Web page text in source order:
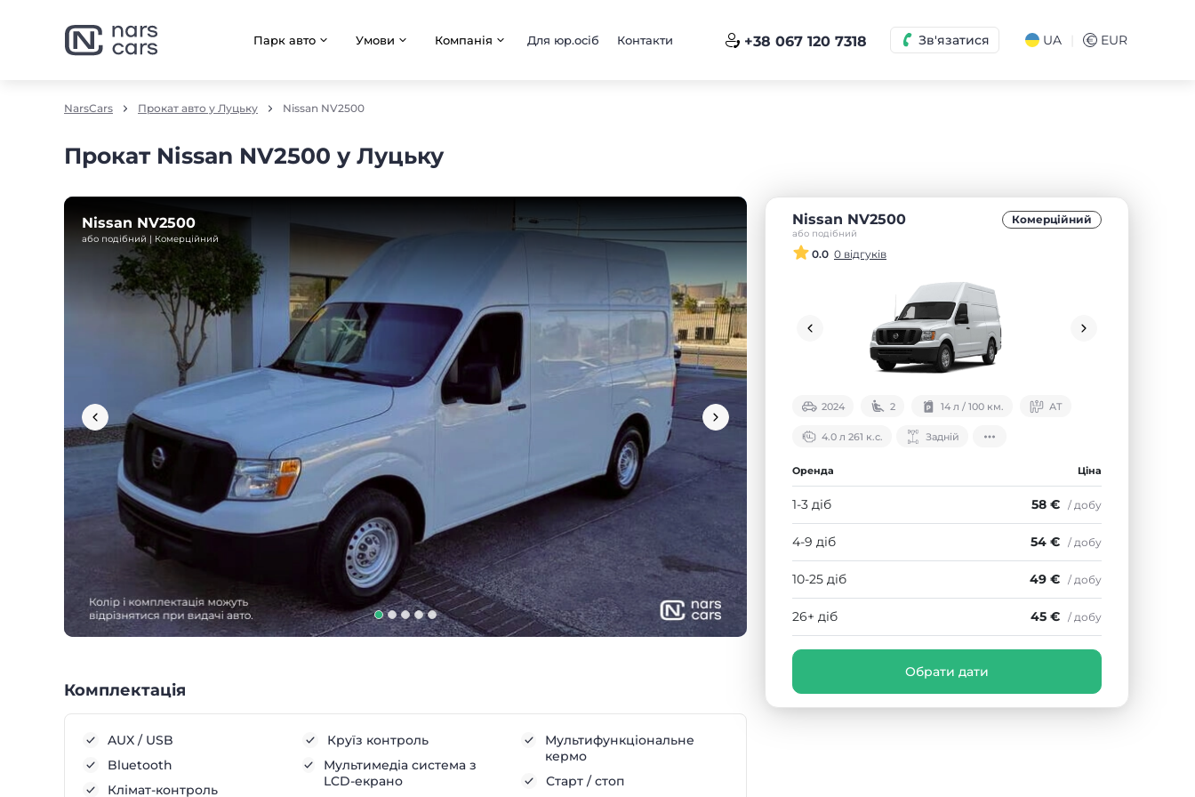
Парк авто Умови Компанія Для юр.осіб Контакти +38 067 120 7318 Зв'язатися UA € EUR
NarsCars Прокат авто у Луцьку Nissan NV2500
Прокат Nissan NV2500 у Луцьку
Nissan NV2500
або подібний | Комерційний
Комплектація
AUX / USB
Bluetooth
Клімат-контроль
Круїз контроль
Мультимедіа система з
LCD-екрано
Мультифункціональне
кермо
Старт / стоп
Nissan NV2500
або подібний
Комерційний
0.0 0 відгуків
2024 2 14 л / 100 км. АТ
4.0 л 261 к.с. Задній
Оренда Ціна
1-3 діб 58 € / добу
4-9 діб 54 € / добу
10-25 діб 49 € / добу
26+ діб 45 € / добу
Обрати дати